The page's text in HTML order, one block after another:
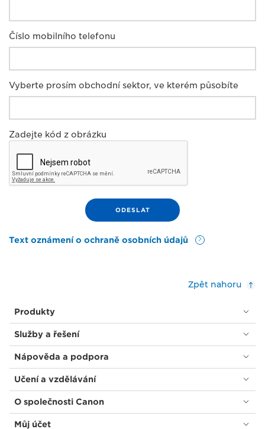
Číslo mobilního telefonu
Vyberte prosím obchodní sektor, ve kterém působíte
Zadejte kód z obrázku
Text oznámení o ochraně osobních údajů
Zpět nahoru
Produkty
Služby a řešení
Nápověda a podpora
Učení a vzdělávání
O společnosti Canon
Můj účet